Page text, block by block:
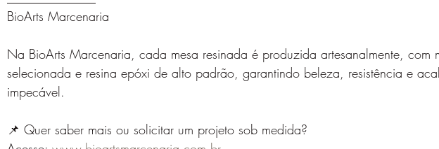
BioArts Marcenaria
Na BioArts Marcenaria, cada mesa resinada é produzida artesanalmente, com
selecionada e resina epóxi de alto padrão, garantindo beleza, resistência e
impecável.
📌 Quer saber mais ou solicitar um projeto sob medida?